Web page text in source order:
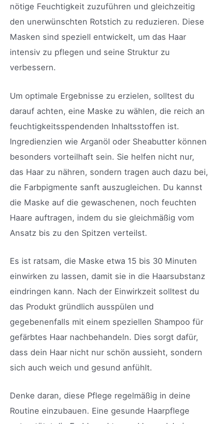
nötige Feuchtigkeit zuzuführen und gleichzeitig
den unerwünschten Rotstich zu reduzieren. Diese
Masken sind speziell entwickelt, um das Haar
intensiv zu pflegen und seine Struktur zu
verbessern.
Um optimale Ergebnisse zu erzielen, solltest du
darauf achten, eine Maske zu wählen, die reich an
feuchtigkeitsspendenden Inhaltsstoffen ist.
Ingredienzien wie Arganöl oder Sheabutter können
besonders vorteilhaft sein. Sie helfen nicht nur,
das Haar zu nähren, sondern tragen auch dazu bei,
die Farbpigmente sanft auszugleichen. Du kannst
die Maske auf die gewaschenen, noch feuchten
Haare auftragen, indem du sie gleichmäßig vom
Ansatz bis zu den Spitzen verteilst.
Es ist ratsam, die Maske etwa 15 bis 30 Minuten
einwirken zu lassen, damit sie in die Haarsubstanz
eindringen kann. Nach der Einwirkzeit solltest du
das Produkt gründlich ausspülen und
gegebenenfalls mit einem speziellen Shampoo für
gefärbtes Haar nachbehandeln. Dies sorgt dafür,
dass dein Haar nicht nur schön aussieht, sondern
sich auch weich und gesund anfühlt.
Denke daran, diese Pflege regelmäßig in deine
Routine einzubauen. Eine gesunde Haarpflege